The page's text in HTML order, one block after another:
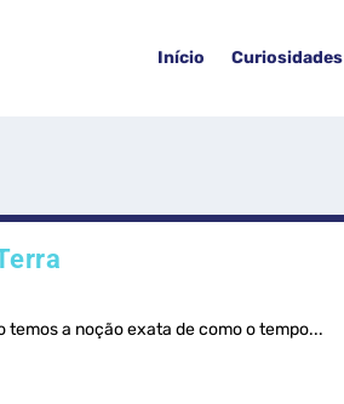
Início Curiosidades
temos a noção exata de como o tempo...